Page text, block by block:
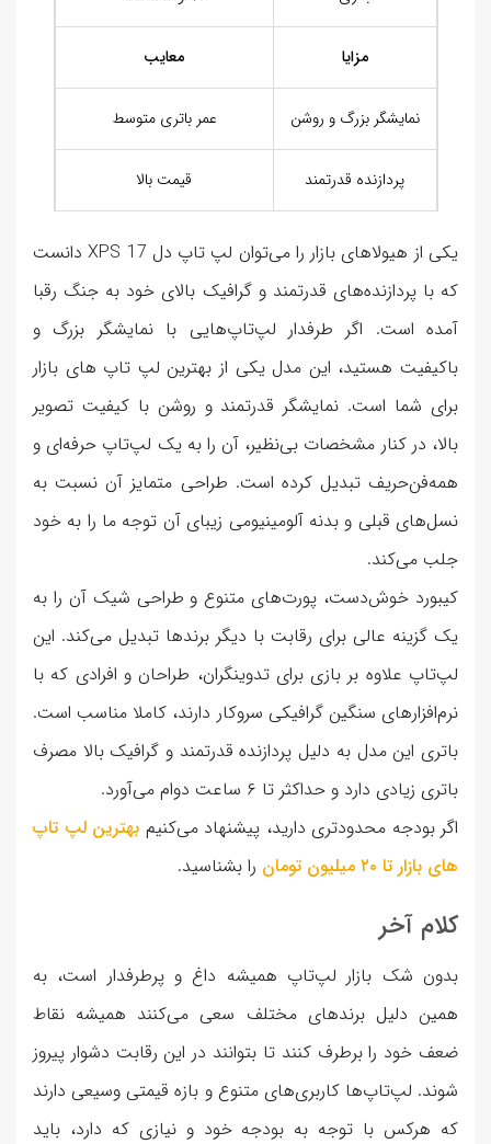
مزایا معایب
نمایشگر بزرگ و روشن عمر باتری متوسط
پردازنده قدرتمند قیمت بالا
یکی از هیولاهای بازار را می‌توان لپ تاپ دل XPS 17 دانست
که با پردازنده‌های قدرتمند و گرافیک بالای خود به جنگ رقبا
آمده است. اگر طرفدار لپ‌تاپ‌هایی با نمایشگر بزرگ و
باکیفیت هستید، این مدل یکی از بهترین لپ تاپ های بازار
برای شما است. نمایشگر قدرتمند و روشن با کیفیت تصویر
بالا، در کنار مشخصات بی‌نظیر، آن را به یک لپ‌تاپ حرفه‌ای و
همه‌فن‌حریف تبدیل کرده است. طراحی متمایز آن نسبت به
نسل‌های قبلی و بدنه آلومینیومی زیبای آن توجه ما را به خود
جلب می‌کند.
کیبورد خوش‌دست، پورت‌های متنوع و طراحی شیک آن را به
یک گزینه عالی برای رقابت با دیگر برندها تبدیل می‌کند. این
لپ‌تاپ علاوه بر بازی برای تدوینگران، طراحان و افرادی که با
نرم‌افزارهای سنگین گرافیکی سروکار دارند، کاملا مناسب است.
باتری این مدل به دلیل پردازنده قدرتمند و گرافیک بالا مصرف
باتری زیادی دارد و حداکثر تا ۶ ساعت دوام می‌آورد.
اگر بودجه محدودتری دارید، پیشنهاد می‌کنیم بهترین لپ تاپ
های بازار تا ۲۰ میلیون تومان
را بشناسید.
کلام آخر
بدون شک بازار لپ‌تاپ همیشه داغ و پرطرفدار است، به
همین دلیل برندهای مختلف سعی می‌کنند همیشه نقاط
ضعف خود را برطرف کنند تا بتوانند در این رقابت دشوار پیروز
شوند. لپ‌تاپ‌ها کاربری‌های متنوع و بازه قیمتی وسیعی دارند
که هرکس با توجه به بودجه خود و نیازی که دارد، باید